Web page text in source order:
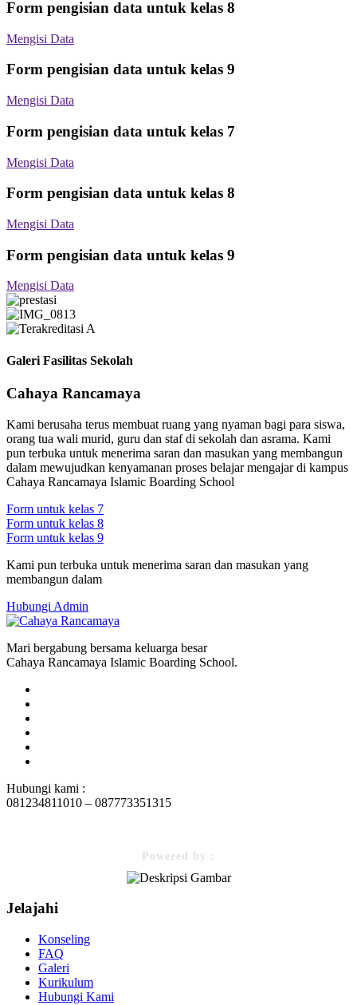
Form pengisian data untuk kelas 8
Mengisi Data
Form pengisian data untuk kelas 9
Mengisi Data
Form pengisian data untuk kelas 7
Mengisi Data
Form pengisian data untuk kelas 8
Mengisi Data
Form pengisian data untuk kelas 9
Mengisi Data
Galeri Fasilitas Sekolah
Cahaya Rancamaya
Kami berusaha terus membuat ruang yang nyaman bagi para siswa,
orang tua wali murid, guru dan staf di sekolah dan asrama. Kami
pun terbuka untuk menerima saran dan masukan yang membangun
dalam mewujudkan kenyamanan proses belajar mengajar di kampus
Cahaya Rancamaya Islamic Boarding School
Form untuk kelas 7
Form untuk kelas 8
Form untuk kelas 9
Kami pun terbuka untuk menerima saran dan masukan yang
membangun dalam
Hubungi Admin
Mari bergabung bersama keluarga besar
Cahaya Rancamaya Islamic Boarding School.
Hubungi kami :
081234811010 – 087773351315
Powered by :
Jelajahi
Konseling
FAQ
Galeri
Kurikulum
Hubungi Kami